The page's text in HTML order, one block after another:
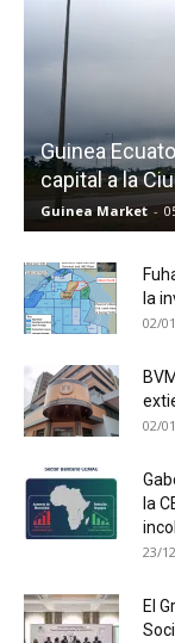
Guinea
capital a la
Guinea Market -
la
02/
02/
la
23/
El